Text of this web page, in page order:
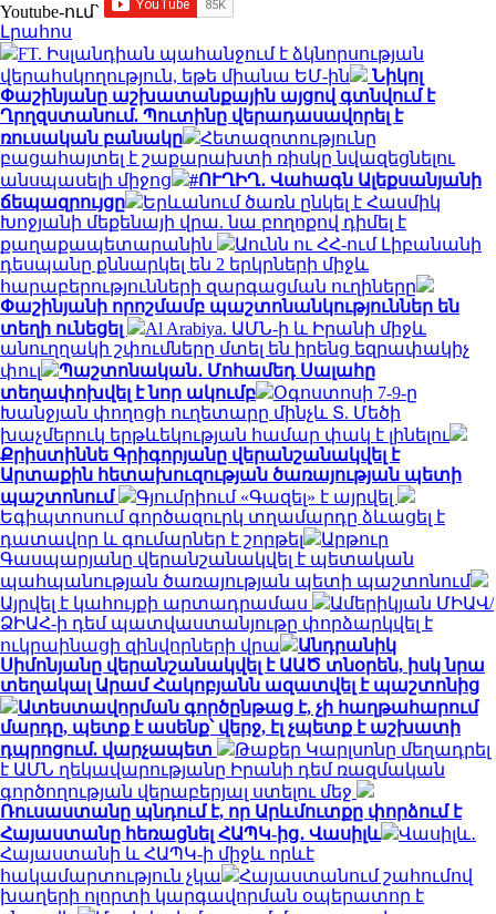
Youtube-ում`
Լրահոս
FT. Իսլանդիան պահանջում է ձկնորսության
վերահսկողություն, եթե միանա ԵՄ-ին
Նիկոլ
Փաշինյանը աշխատանքային այցով գտնվում է
Ղրղզստանում. Պուտինը վերադասավորել է
ռուսական բանակը
Հետազոտությունը
բացահայտել է շաքարախտի ռիսկը նվազեցնելու
անսպասելի միջոց
#ՈՒՂԻՂ․ Վահագն Ալեքսանյանի
ճեպազրույցը
Երևանում ծառն ընկել է Հասմիկ
Խոջյանի մեքենայի վրա. նա բողոքով դիմել է
քաղաքապետարանին
Աունն ու ՀՀ-ում Լիբանանի
դեսպանը քննարկել են 2 երկրների միջև
հարաբերությունների զարգացման ուղիները
Փաշինյանի որոշմամբ պաշտոնանկություններ են
տեղի ունեցել
Al Arabiya. ԱՄՆ-ի և Իրանի միջև
անուղղակի շփումները մտել են իրենց եզրափակիչ
փուլ
Պաշտոնական․ Մոհամեդ Սալահը
տեղափոխվել է նոր ակումբ
Օգոստոսի 7-9-ը
Խանջյան փողոցի ուղետարը մինչև Տ. Մեծի
խաչմերուկ երթևեկության համար փակ է լինելու
Քրիստիննե Գրիգորյանը վերանշանակվել է
Արտաքին հետախուզության ծառայության պետի
պաշտոնում
Գյումրիում «Գազել» է այրվել
Եգիպտոսում գործազուրկ տղամարդը ձևացել է
դատավոր և գումարներ է շորթել
Արթուր
Գասպարյանը վերանշանակվել է պետական
պահպանության ծառայության պետի պաշտոնում
Այրվել է կահույքի արտադրամաս
Ամերիկյան ՄԻԱՎ/
ՁԻԱՀ-ի դեմ պատվաստանյութը փորձարկվել է
ուկրաինացի զինվորների վրա
Անդրանիկ
Սիմոնյանը վերանշանակվել է ԱԱԾ տնօրեն, իսկ նրա
տեղակալ Արամ Հակոբյանն ազատվել է պաշտոնից
Ատեստավորման գործընթաց է, չի հաղթահարում
մարդը, պետք է ասենք՝ վերջ, էլ չպետք է աշխատի
դպրոցում. վարչապետ
Թաքեր Կարլսոնը մեղադրել
է ԱՄՆ ղեկավարությանը Իրանի դեմ ռազմական
գործողության վերաբերյալ ստելու մեջ
Ռուսաստանը պնդում է, որ Արևմուտքը փորձում է
Հայաստանը հեռացնել ՀԱՊԿ-ից․ Վասիլև
Վասիլև․
Հայաստանի և ՀԱՊԿ-ի միջև որևէ
հակամարտություն չկա
Հայաստանում շահումով
խաղերի ոլորտի կարգավորման օպերատոր է